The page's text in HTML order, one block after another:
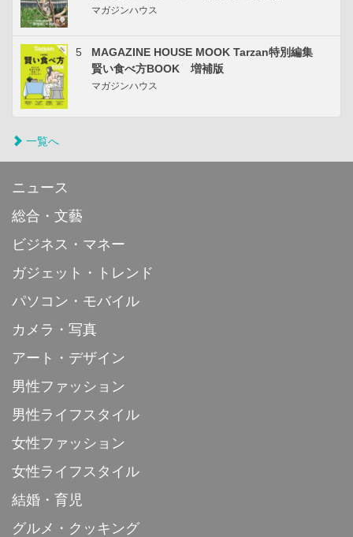
マガジンハウス
5
MAGAZINE HOUSE MOOK Tarzan特別編集
賢い食べ方BOOK 増補版
マガジンハウス
一覧へ
ニュース
総合・文藝
ビジネス・マネー
ガジェット・トレンド
パソコン・モバイル
カメラ・写真
アート・デザイン
男性ファッション
男性ライフスタイル
女性ファッション
女性ライフスタイル
結婚・育児
グルメ・クッキング